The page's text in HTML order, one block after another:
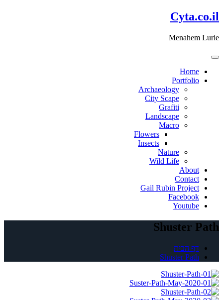
דלג
לתוכן
Cyta.co.il
Menahem Lurie
Home
Portfolio
Archaeology
City Scape
Grafiti
Landscape
Macro
Flowers
Insects
Nature
Wild Life
About
Contact
Gail Rubin Project
Facebook
Youtube
Shuster Path
דף הבית
Shuster Path